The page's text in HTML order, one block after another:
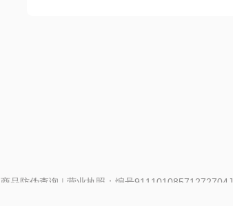
商品防伪查询 | 营业执照：编号91110108571272704J